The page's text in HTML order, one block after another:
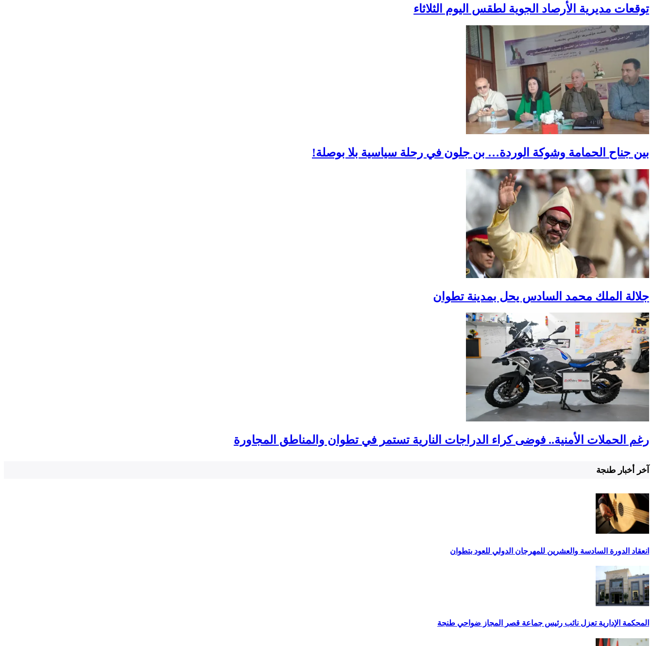
توقعات مديرية الأرصاد الجوية لطقس اليوم الثلاثاء
بين جناح الحمامة وشوكة الوردة… بن جلون في رحلة سياسية بلا بوصلة!
جلالة الملك محمد السادس يحل بمدينة تطوان
رغم الحملات الأمنية.. فوضى كراء الدراجات النارية تستمر في تطوان والمناطق المجاورة
آخر أخبار طنجة
انعقاد الدورة السادسة والعشرين للمهرجان الدولي للعود بتطوان
المحكمة الإدارية تعزل نائب رئيس جماعة قصر المجاز ضواحي طنجة